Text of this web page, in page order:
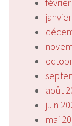
août
juin
mai